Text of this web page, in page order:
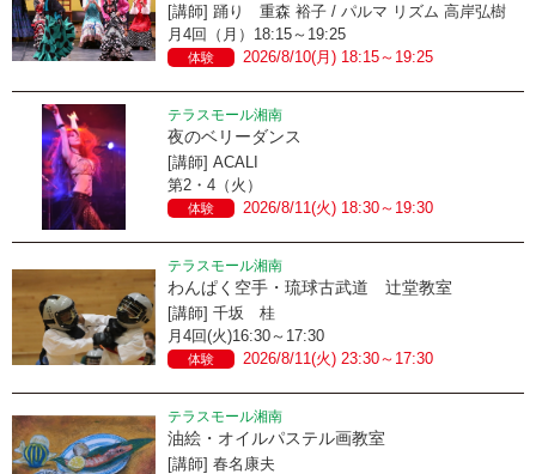
[講師] 踊り 重森 裕子 / パルマ リズム 高岸弘樹
月4回（月）18:15～19:25
体験 2026/8/10(月) 18:15～19:25
テラスモール湘南
夜のベリーダンス
[講師] ACALI
第2・4（火）
体験 2026/8/11(火) 18:30～19:30
テラスモール湘南
わんぱく空手・琉球古武道 辻堂教室
[講師] 千坂 桂
月4回(火)16:30～17:30
体験 2026/8/11(火) 23:30～17:30
テラスモール湘南
油絵・オイルパステル画教室
[講師] 春名康夫